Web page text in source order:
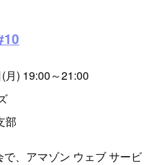
月) 19:00～21:00
部
、アマゾン ウェブ サービ